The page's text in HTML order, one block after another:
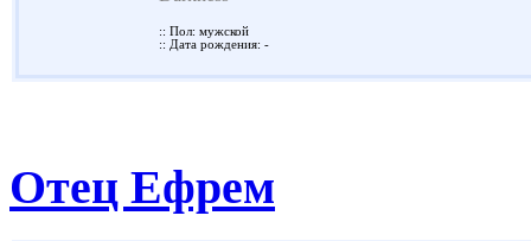
:: Пол: мужской
:: Дата рождения: -
Отец Ефрем